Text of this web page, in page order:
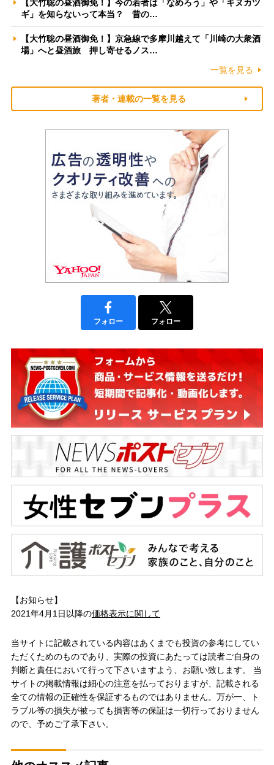
【大竹聡の昼酒御免！】今の若者は「なめろう」や「キヌカツ
ギ」を知らないって本当？ 昔の…
【大竹聡の昼酒御免！】京急線で多摩川越えて「川崎の大衆酒
場」へと昼酒旅 押し寄せるノス…
一覧を見る
著者・連載の一覧を見る
フォロー フォロー
【お知らせ】
2021年4月1日以降の価格表示に関して
当サイトに記載されている内容はあくまでも投資の参考にしてい
ただくためのものであり、実際の投資にあたっては読者ご自身の
判断と責任において行って下さいますよう、お願い致します。 当
サイトの掲載情報は細心の注意を払っておりますが、記載される
全ての情報の正確性を保証するものではありません。万が一、ト
ラブル等の損失が被っても損害等の保証は一切行っておりません
ので、予めご了承下さい。